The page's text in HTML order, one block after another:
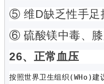
⑤ 维D缺乏性手足
⑥ 硫酸镁中毒、
26、正常血压
按照世界卫生组织 (WHo)建